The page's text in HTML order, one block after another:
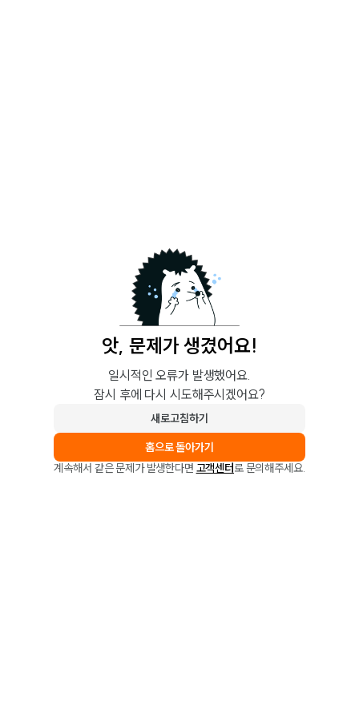
앗, 문제가 생겼어요!
일시적인 오류가 발생했어요.
잠시 후에 다시 시도해주시겠어요?
새로고침하기
홈으로 돌아가기
계속해서 같은 문제가 발생한다면 고객센터로 문의해주세요.